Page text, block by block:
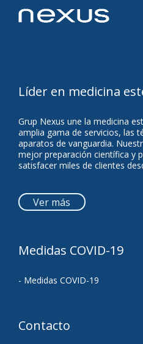
Líder en medicina
Grup Nexus une la medicina
amplia gama de servicios, las
aparatos de vanguardia.
mejor preparación científica y
satisfacer miles de clientes
Ver más
Medidas COVID-19
- Medidas COVID-19
Contacto